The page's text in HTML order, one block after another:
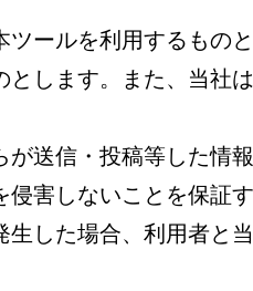
ールを利用するもの
します。また、当社
送信・投稿等した情
害しないことを保証
した場合、利用者と